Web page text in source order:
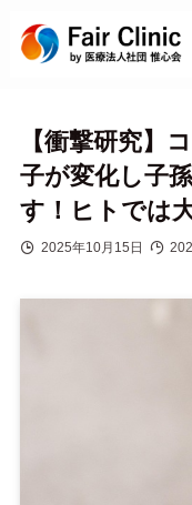
【衝撃研究】
子が変化し子
す！ヒトでは
2025年10月15日